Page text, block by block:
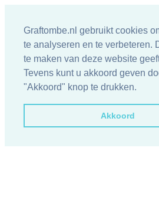
Graftombe.nl gebruikt cookies
te analyseren en te verbeteren.
te maken van deze website
Tevens kunt u akkoord geven
"Akkoord" knop te drukken.
Akkoord